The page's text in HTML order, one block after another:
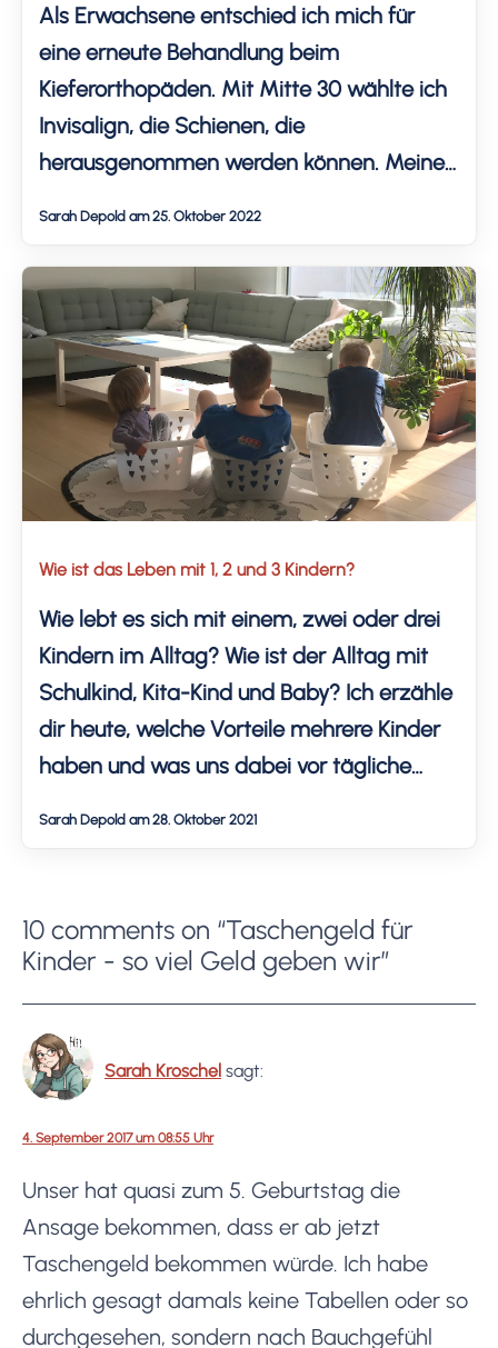
Als Erwachsene entschied ich mich für
eine erneute Behandlung beim
Kieferorthopäden. Mit Mitte 30 wählte ich
Invisalign, die Schienen, die
herausgenommen werden können. Meine
Problemen und Fortschritten teile ich gerne
mit dir. Update: Ich habe Fotos zum
Vergleich mit Schiene 43 eingefügt. (Etwa
[…]
Sarah Depold am 25. Oktober 2022
Wie ist das Leben mit 1, 2 und 3 Kindern?
Wie lebt es sich mit einem, zwei oder drei
Kindern im Alltag? Wie ist der Alltag mit
Schulkind, Kita-Kind und Baby? Ich erzähle
dir heute, welche Vorteile mehrere Kinder
haben und was uns dabei vor tägliche
Sarah Depold am 28. Oktober 2021
10 comments on “Taschengeld für
Kinder - so viel Geld geben wir”
Sarah Kroschel sagt:
4. September 2017 um 08:55 Uhr
Unser hat quasi zum 5. Geburtstag die
Ansage bekommen, dass er ab jetzt
Taschengeld bekommen würde. Ich habe
ehrlich gesagt damals keine Tabellen oder so
durchgesehen, sondern nach Bauchgefühl